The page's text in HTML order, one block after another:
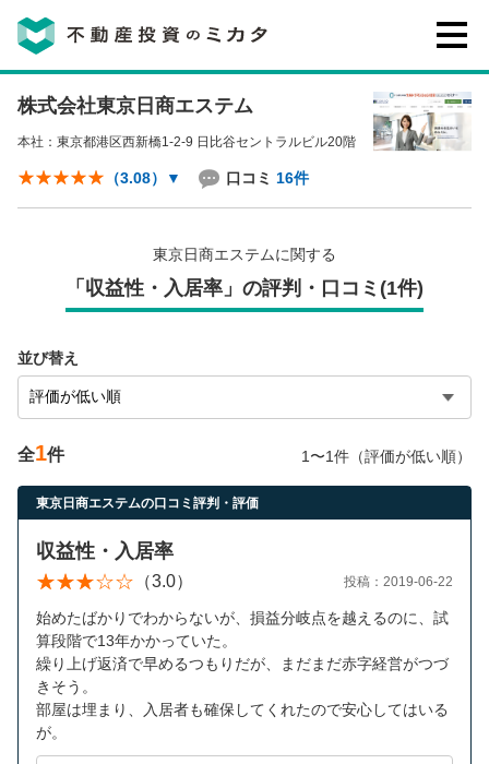
不動産投資のミカタとは
講座・セミナー
不動産投資会社の評判・口コミ
お客様の声
営業時間：10:00〜19:00(土日祝も営業中) 定休日：水
電話する
株式会社東京日商エステム
本社：東京都港区西新橋1-2-9 日比谷セントラルビル20階
（3.08） ▼ 口コミ 16件
東京日商エステムに関する
「収益性・入居率」の評判・口コミ(1件)
並び替え
全1件 1〜1件（評価が低い順）
東京日商エステムの口コミ評判・評価
収益性・入居率
（3.0） 投稿：2019-06-22
始めたばかりでわからないが、損益分岐点を越えるのに、試
算段階で13年かかっていた。
繰り上げ返済で早めるつもりだが、まだまだ赤字経営がつづ
きそう。
部屋は埋まり、入居者も確保してくれたので安心してはいる
が。